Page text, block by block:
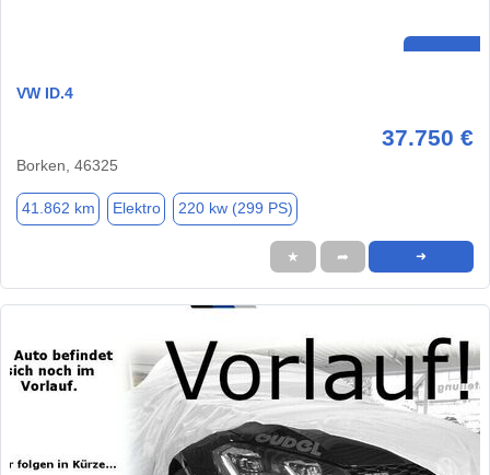
VW ID.4
37.750 €
Borken, 46325
41.862 km Elektro 220 kw (299 PS)
★ ➦ ➜